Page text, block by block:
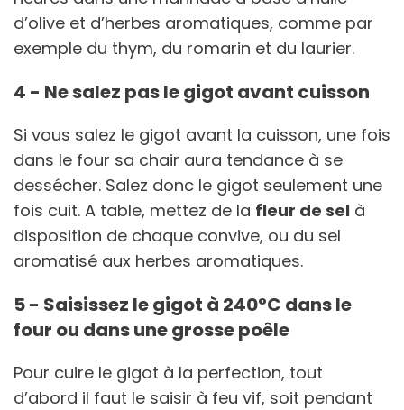
d’olive et d’herbes aromatiques, comme par
exemple du thym, du romarin et du laurier.
4 - Ne salez pas le gigot avant cuisson
Si vous salez le gigot avant la cuisson, une fois
dans le four sa chair aura tendance à se
dessécher. Salez donc le gigot seulement une
fois cuit. A table, mettez de la fleur de sel à
disposition de chaque convive, ou du sel
aromatisé aux herbes aromatiques.
5 - Saisissez le gigot à 240°C dans le
four ou dans une grosse poêle
Pour cuire le gigot à la perfection, tout
d’abord il faut le saisir à feu vif, soit pendant